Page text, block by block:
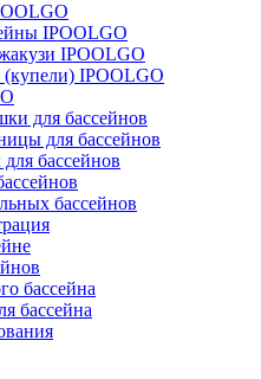
IPOOLGO
IPOOLGO
IPOOLGO
для бассейнов
для бассейнов
бассейнов
бассейнов
бассейна
бассейна